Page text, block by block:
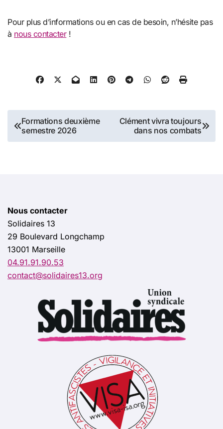
Pour plus d’informations ou en cas de besoin, n’hésite pas
à nous contacter!
Navigation
Formations deuxième
semestre 2026
Clément vivra toujours
dans nos combats
Nous contacter
Solidaires 13
29 Boulevard Longchamp
13001 Marseille
04.91.91.90.53
contact@solidaires13.org